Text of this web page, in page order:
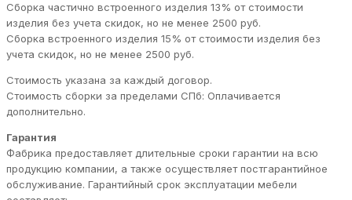
Сборка частично встроенного изделия 13% от стоимости
изделия без учета скидок, но не менее 2500 руб.
Сборка встроенного изделия 15% от стоимости изделия без
учета скидок, но не менее 2500 руб.
Стоимость указана за каждый договор.
Стоимость сборки за пределами СПб: Оплачивается
дополнительно.
Гарантия
Фабрика предоставляет длительные сроки гарантии на всю
продукцию компании, а также осуществляет постгарантийное
обслуживание. Гарантийный срок эксплуатации мебели